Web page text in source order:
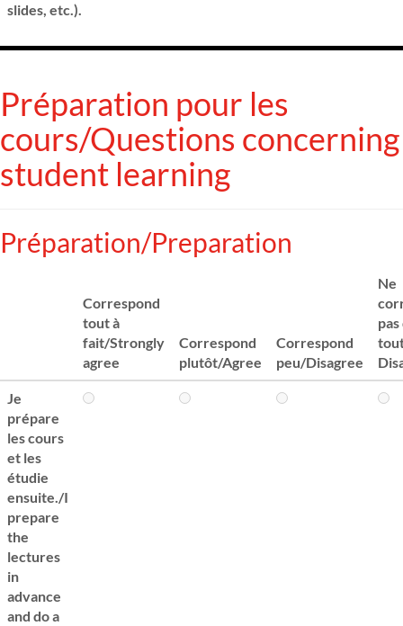
slides, etc.).
Préparation pour les
cours/Questions concerning
student learning
Préparation/Preparation
Correspond
tout à
fait/Strongly
agree
Correspond
plutôt/Agree
Correspond
peu/Disagree
Ne
pas
Je
prépare
les cours
et les
étudie
ensuite./I
prepare
the
lectures
in
advance
and do a